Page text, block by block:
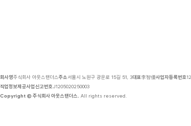
회사명주식회사 아웃스탠더스주소서울시 노원구 광운로 15길 51, 3대표李智優사업자등록번호
직업정보제공사업신고번호J1205020250003
Copyright © 주식회사 아웃스탠더스. All rights reserved.